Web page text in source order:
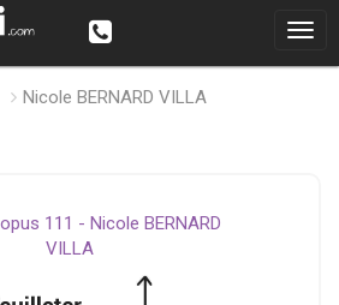
Nicole BERNARD VILLA